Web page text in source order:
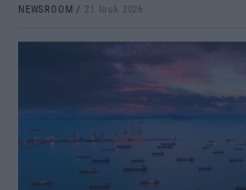
NEWSROOM / 21 Ιουλ 2026